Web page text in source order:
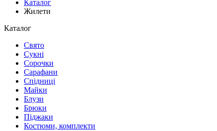
Каталог
Жилети
Каталог
Свято
Сукні
Сорочки
Сарафани
Спідниці
Майки
Блузи
Брюки
Піджаки
Костюми, комплекти